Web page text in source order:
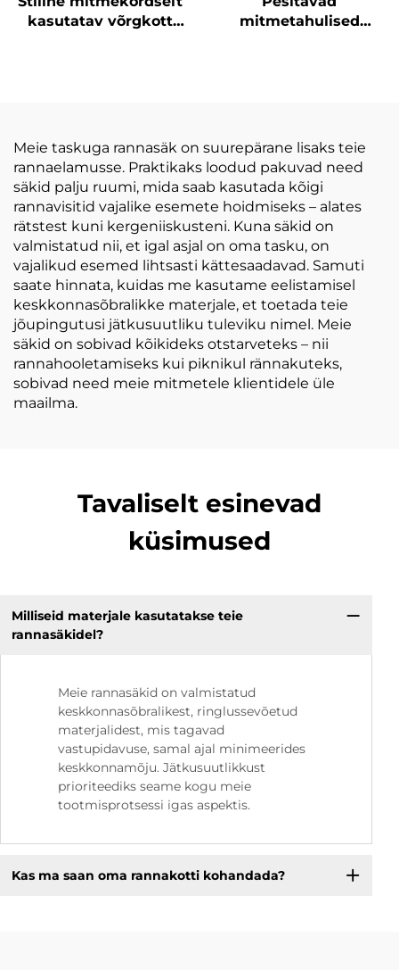
kasutatav võrgkott
mitmetahulised
ostlemise ja reisimise
jaoks
Meie taskuga rannasäk on suurepärane lisaks teie
rannaelamusse. Praktikaks loodud pakuvad need
säkid palju ruumi, mida saab kasutada kõigi
rannavisitid vajalike esemete hoidmiseks – alates
rätstest kuni kergeniiskusteni. Kuna säkid on
valmistatud nii, et igal asjal on oma tasku, on
vajalikud esemed lihtsasti kättesaadavad. Samuti
saate hinnata, kuidas me kasutame eelistamisel
keskkonnasõbralikke materjale, et toetada teie
jõupingutusi jätkusuutliku tuleviku nimel. Meie
säkid on sobivad kõikideks otstarveteks – nii
rannahooletamiseks kui piknikul rännakuteks,
sobivad need meie mitmetele klientidele üle
maailma.
Tavaliselt esinevad
küsimused
Milliseid materjale kasutatakse teie
rannasäkidel?
Meie rannasäkid on valmistatud
keskkonnasõbralikest, ringlussevõetud
materjalidest, mis tagavad
vastupidavuse, samal ajal minimeerides
keskkonnamõju. Jätkusuutlikkust
prioriteediks seame kogu meie
tootmisprotsessi igas aspektis.
Kas ma saan oma rannakotti kohandada?